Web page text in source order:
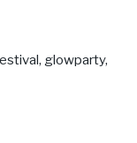
glowparty,